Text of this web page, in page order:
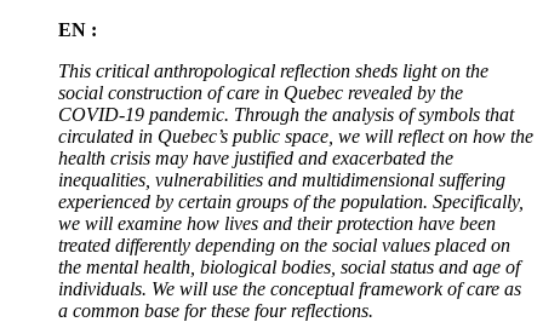
EN :
This critical anthropological reflection sheds light on the
social construction of care in Quebec revealed by the
COVID-19 pandemic. Through the analysis of symbols that
circulated in Quebec’s public space, we will reflect on how the
health crisis may have justified and exacerbated the
inequalities, vulnerabilities and multidimensional suffering
experienced by certain groups of the population. Specifically,
we will examine how lives and their protection have been
treated differently depending on the social values placed on
the mental health, biological bodies, social status and age of
individuals. We will use the conceptual framework of care as
a common base for these four reflections.